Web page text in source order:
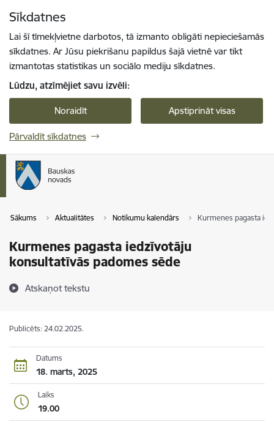
Sīkdatnes
Lai šī tīmekļvietne darbotos, tā izmanto obligāti nepieciešamās
sīkdatnes. Ar Jūsu piekrišanu papildus šajā vietnē var tikt
izmantotas statistikas un sociālo mediju sīkdatnes.
Lūdzu, atzīmējiet savu izvēli:
Noraidīt Apstiprināt visas
Pārvaldīt sīkdatnes
Sākums Aktualitātes Notikumu kalendārs Kurmenes pagasta
Kurmenes pagasta iedzīvotāju
konsultatīvās padomes sēde
Atskaņot tekstu
Publicēts: 24.02.2025.
Datums
18. marts, 2025
Laiks
19.00